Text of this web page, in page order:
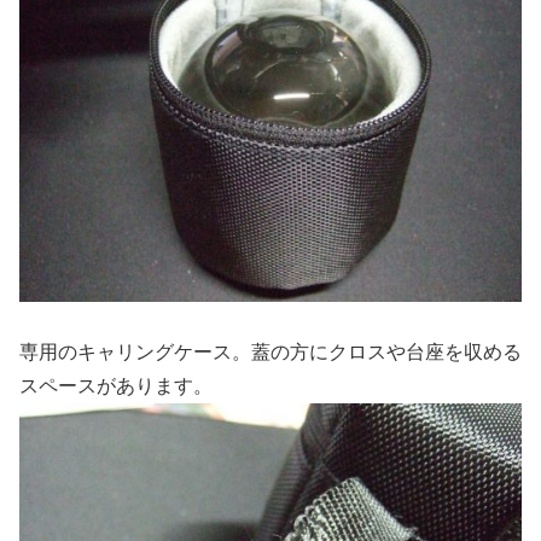
専用のキャリングケース。蓋の方にクロスや台座を収める
スペースがあります。